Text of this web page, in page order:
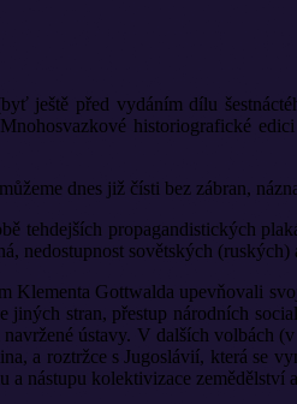
ještě před vydáním dílu
historiografické
dnes již čísti bez zábran,
propagandistických
nedostupnost sovětských (ruských)
Gottwalda upevňovali
stran, přestup národních
ústavy. V dalších volbách
a roztržce s Jugoslávií, která se
nástupu kolektivizace zemědělství